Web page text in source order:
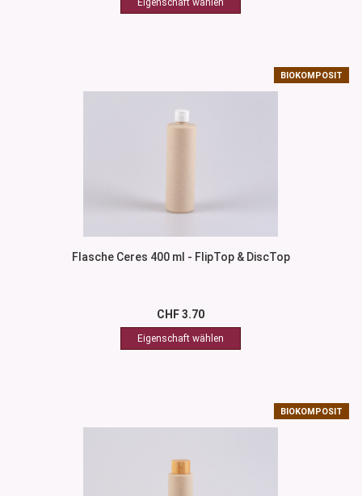
BIOKOMPOSIT
Flasche Ceres 400 ml - FlipTop & DiscTop
CHF 3.70
BIOKOMPOSIT